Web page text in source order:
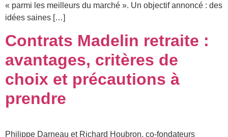
« parmi les meilleurs du marché ». Un objectif annoncé : des
idées saines […]
Contrats Madelin retraite :
avantages, critères de
choix et précautions à
prendre
Philippe Darneau et Richard Houbron, co-fondateurs